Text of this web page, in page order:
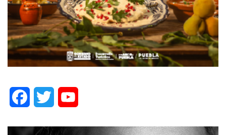
FacebookTwitter